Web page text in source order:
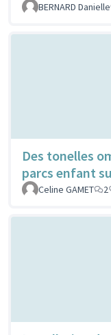
BERNARD Danielle
Des tonelles
parcs enfant
Celine GAMET 2